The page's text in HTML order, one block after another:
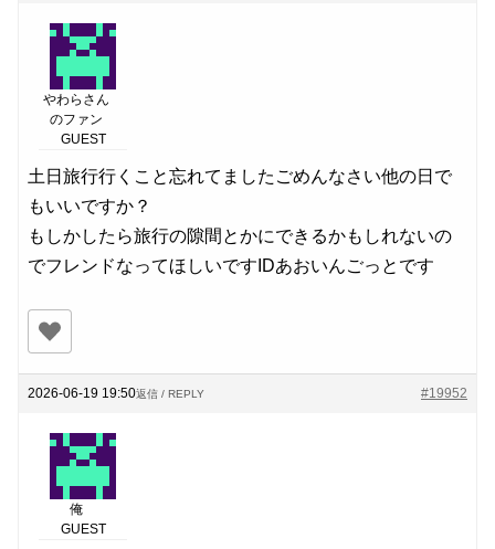
やわらさん
のファン
GUEST
土日旅行行くこと忘れてましたごめんなさい他の日で
もいいですか？
もしかしたら旅行の隙間とかにできるかもしれないの
でフレンドなってほしいですIDあおいんごっとです
2026-06-19 19:50 #19952
返信 / REPLY
俺
GUEST